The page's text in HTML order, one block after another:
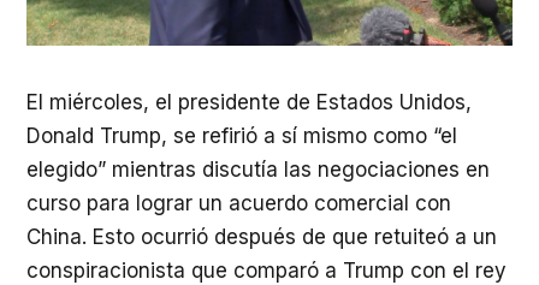
El miércoles, el presidente de Estados Unidos,
Donald Trump, se refirió a sí mismo como “el
elegido” mientras discutía las negociaciones en
curso para lograr un acuerdo comercial con
China. Esto ocurrió después de que retuiteó a un
conspiracionista que comparó a Trump con el rey